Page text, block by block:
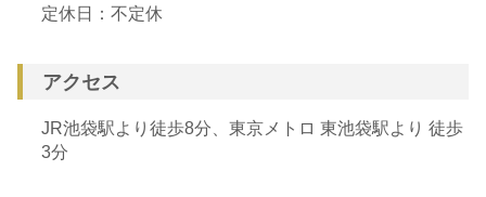
定休日：不定休
アクセス
JR池袋駅より徒歩8分、東京メトロ 東池袋駅より 徒歩
3分